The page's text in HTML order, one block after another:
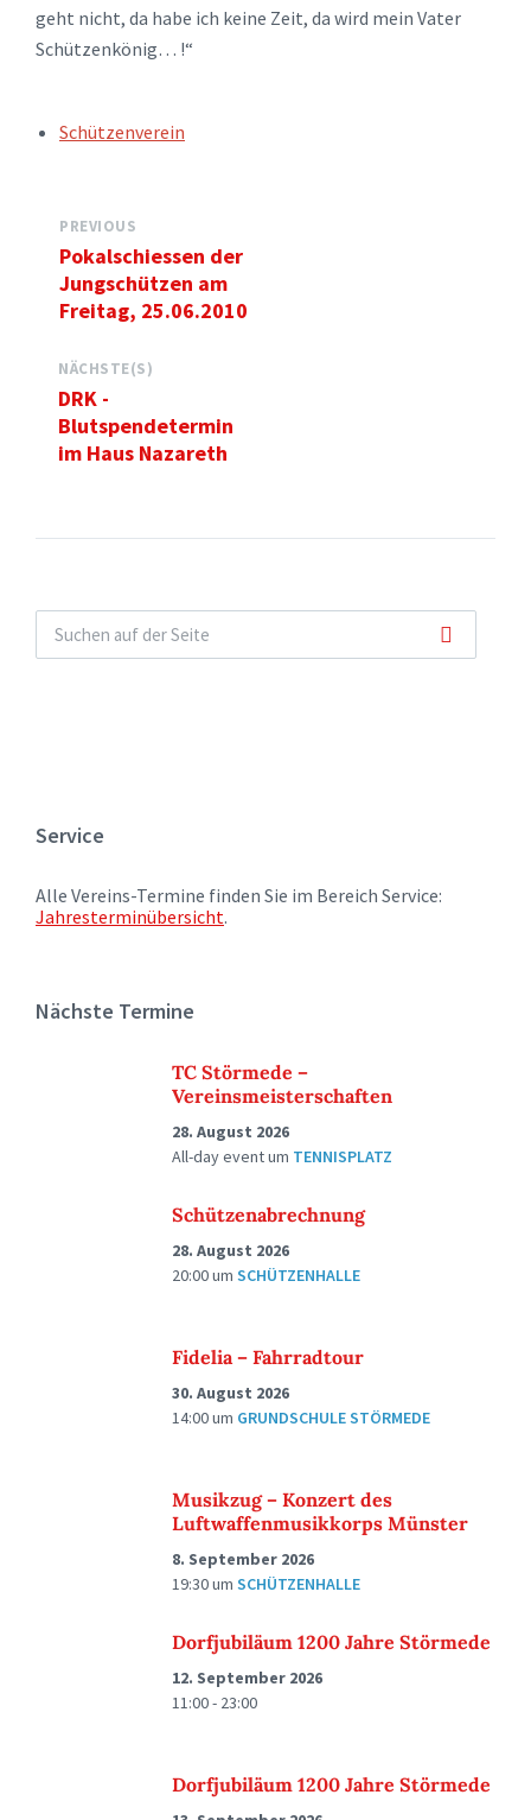
geht nicht, da habe ich keine Zeit, da wird mein Vater
Schützenkönig… !“
TAGS:Schützenverein
PREVIOUS
Pokalschiessen der
Jungschützen am
Freitag, 25.06.2010
NÄCHSTE(S)
DRK -
Blutspendetermin
im Haus Nazareth
Service
Alle Vereins-Termine finden Sie im Bereich Service:
Jahresterminübersicht.
Nächste Termine
TC Störmede –
Vereinsmeisterschaften
28. August 2026
All-day eventum TENNISPLATZ
Schützenabrechnung
28. August 2026
20:00um SCHÜTZENHALLE
Fidelia – Fahrradtour
30. August 2026
14:00um GRUNDSCHULE STÖRMEDE
Musikzug – Konzert des
Luftwaffenmusikkorps Münster
8. September 2026
19:30um SCHÜTZENHALLE
Dorfjubiläum 1200 Jahre Störmede
12. September 2026
11:00 - 23:00
Dorfjubiläum 1200 Jahre Störmede